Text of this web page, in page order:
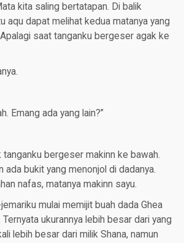
kita saling bertatapan. Di balik
aqu dapat melihat kedua matanya yang
saat tanganku bergeser agak ke
Emang ada yang lain?”
tanganku bergeser makinn ke bawah.
ada bukit yang menonjol di dadanya.
nafas, matanya makinn sayu.
mulai memijit buah dada Ghea
Ternyata ukurannya lebih besar dari yang
lebih besar dari milik Shana, namun